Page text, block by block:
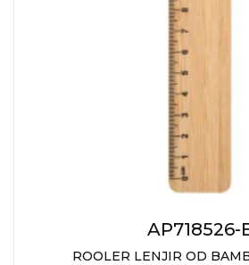
AP718526-
ROOLER LENJIR OD